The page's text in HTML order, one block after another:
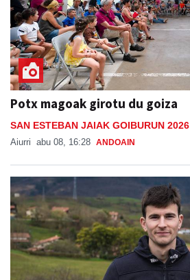
Potx magoak girotu du goiza
SAN ESTEBAN JAIAK GOIBURUN 2026
Aiurri abu 08, 16:28 ANDOAIN